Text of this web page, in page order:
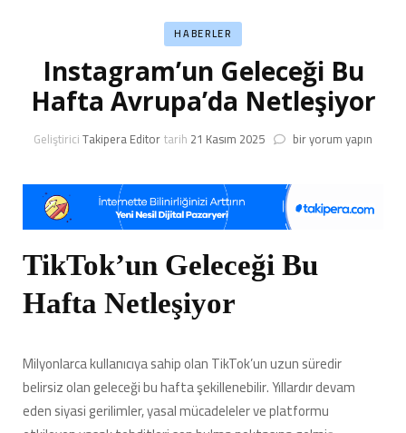
HABERLER
Instagram’un Geleceği Bu
Hafta Avrupa’da Netleşiyor
GeliştiriciTakipera Editortarih 21 Kasım 2025 Instagram’un
Hafta
Avrupa’da
Netleşiyor
bir yorum yapın
TikTok’un Geleceği Bu
Hafta Netleşiyor
Milyonlarca kullanıcıya sahip olan TikTok’un uzun süredir
belirsiz olan geleceği bu hafta şekillenebilir. Yıllardır devam
eden siyasi gerilimler, yasal mücadeleler ve platformu